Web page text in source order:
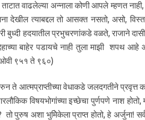
ताटात वाढलेल्या अन्नाला कोणी आपले म्हणत नाही,
देखील त्याबद्दल तो आसक्त नसतो, असो,
बुध्दी हदयातील प्रभुचरणांकडे वळते, राजाने
बाहेर पडायचे नाही तुला माझी शपथ
९५१ ते ९६०)
ते आत्मप्राप्तीच्या वेधाकडे जलदगतीने
विषयभोगांच्या इच्छेचा पुर्णपणे नाश
पुरुष अशा भुमिेकेला प्राप्त होतो, हे अर्जुना!